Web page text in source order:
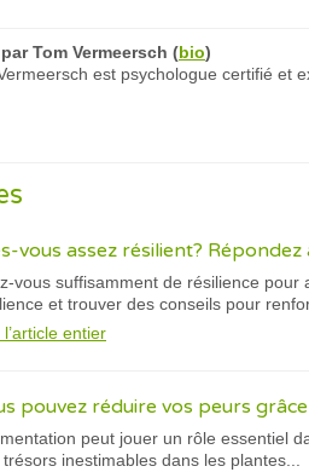
Tom Vermeersch (bio)
est psychologue certifié et
vous assez résilient?
vous suffisamment de résilience
et trouver des conseils pour
l’article entier
pouvez réduire vos peurs
peut jouer un rôle essentiel
inestimables dans les plantes...